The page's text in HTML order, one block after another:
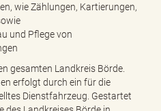
wie Zählungen, Kartierungen,
und Pflege von
gesamten Landkreis Börde.
erfolgt durch ein für die
Dienstfahrzeug. Gestartet